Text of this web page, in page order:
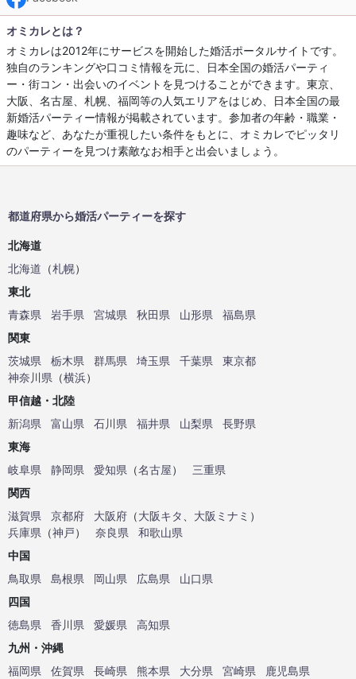
オミカレとは？
オミカレは2012年にサービスを開始した婚活ポータルサイトです。
独自のランキングや口コミ情報を元に、日本全国の婚活パーティ
ー・街コン・出会いのイベントを見つけることができます。東京、
大阪、名古屋、札幌、福岡等の人気エリアをはじめ、日本全国の最
新婚活パーティー情報が掲載されています。参加者の年齢・職業・
趣味など、あなたが重視したい条件をもとに、オミカレでピッタリ
のパーティーを見つけ素敵なお相手と出会いましょう。
都道府県から婚活パーティーを探す
北海道
北海道 （札幌）
東北
青森県
岩手県 宮城県 秋田県 山形県
福島県
関東
茨城県
栃木県 群馬県 埼玉県 千葉県
東京都
神奈川県 （横浜）
甲信越・北陸
新潟県
富山県 石川県 福井県 山梨県
長野県
東海
岐阜県
静岡県 愛知県 （名古屋）
三重県
関西
滋賀県
京都府 大阪府 （大阪キタ 大阪ミナミ ）
兵庫県 （神戸） 奈良県
和歌山県
中国
鳥取県
島根県 岡山県 広島県
山口県
四国
徳島県
香川県 愛媛県
高知県
九州・沖縄
福岡県
佐賀県 長崎県 熊本県 大分県 宮崎県
鹿児島県